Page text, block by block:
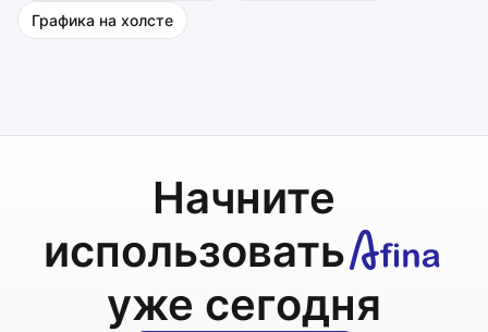
Графика на холсте
Начните
использовать
уже сегодня